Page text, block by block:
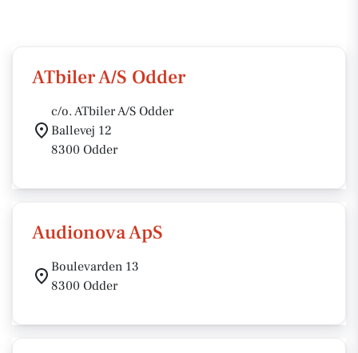
ATbiler A/S Odder
c/o. ATbiler A/S Odder
Ballevej 12
8300 Odder
Audionova ApS
Boulevarden 13
8300 Odder